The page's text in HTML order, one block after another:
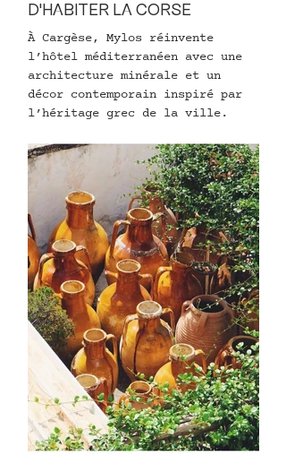
D'HABITER LA CORSE
À Cargèse, Mylos réinvente
l’hôtel méditerranéen avec une
architecture minérale et un
décor contemporain inspiré par
l’héritage grec de la ville.